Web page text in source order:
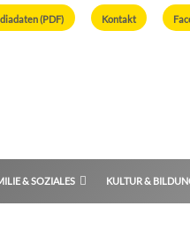
(PDF) Kontakt
& SOZIALES KULTUR &